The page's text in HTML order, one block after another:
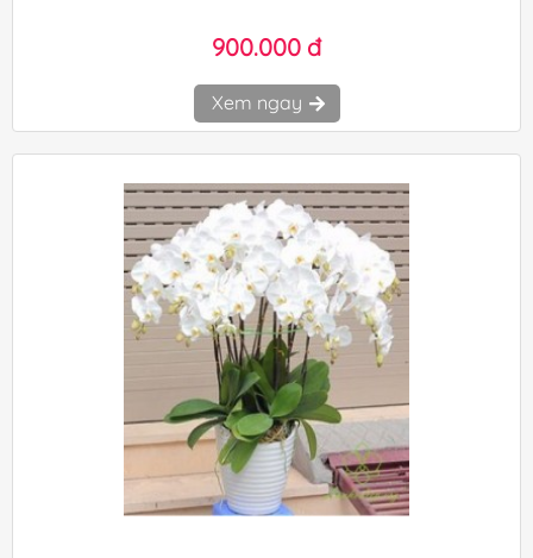
900.000 đ
Xem ngay